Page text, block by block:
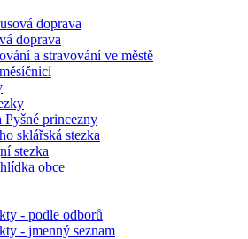
doprava
doprava
a stravování ve městě
Pyšné princezny
sklářská stezka
stezka
obce
- podle odborů
- jmenný seznam